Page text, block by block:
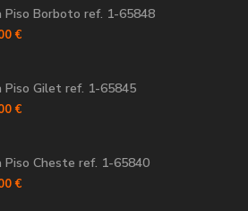
Piso Borboto ref. 1-65848
€
Piso Gilet ref. 1-65845
€
Piso Cheste ref. 1-65840
€